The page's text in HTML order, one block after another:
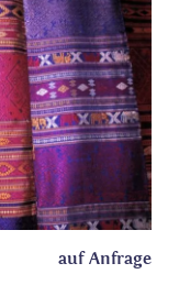
auf Anfrage